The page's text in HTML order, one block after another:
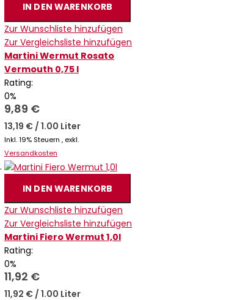
IN DEN WARENKORB
Zur Wunschliste hinzufügen
Zur Vergleichsliste hinzufügen
Martini Wermut Rosato
Vermouth 0,75 l
Rating:
0%
9,89 €
13,19 € / 1.00 Liter
Inkl. 19% Steuern , exkl.
Versandkosten
IN DEN WARENKORB
Zur Wunschliste hinzufügen
Zur Vergleichsliste hinzufügen
Martini Fiero Wermut 1,0l
Rating:
0%
11,92 €
11,92 € / 1.00 Liter